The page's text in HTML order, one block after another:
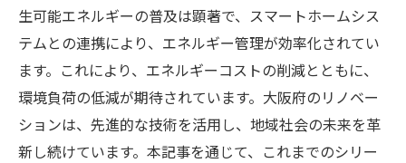
生可能エネルギーの普及は顕著で、スマートホームシス
テムとの連携により、エネルギー管理が効率化されてい
ます。これにより、エネルギーコストの削減とともに、
環境負荷の低減が期待されています。大阪府のリノベー
ションは、先進的な技術を活用し、地域社会の未来を革
新し続けています。本記事を通じて、これまでのシリー